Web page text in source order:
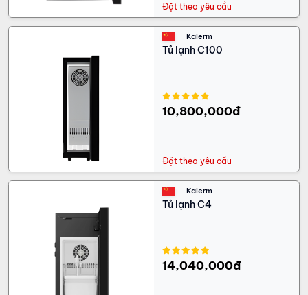
Đặt theo yêu cầu
Kalerm
Tủ lạnh C100
10,800,000đ
Đặt theo yêu cầu
Kalerm
Tủ lạnh C4
14,040,000đ